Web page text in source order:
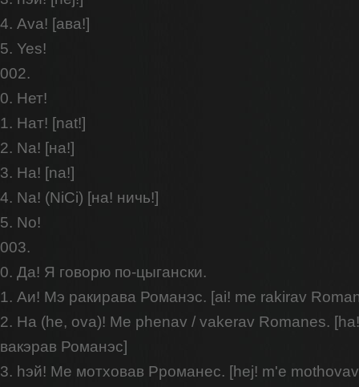
4. Ava! [ава!]
5. Yes!
002.
0. Нет!
1. Нат! [nat!]
2. Na! [на!]
3. На! [na!]
4. Na! (NiCi) [на! ничь!]
5. No!
003.
0. Да! Я говорю по-цыгански.
1. Аи! Мэ ракирава Романэс. [ai! me rakirav
2. Ha (he, ova)! Me phenav / vakerav Romanes.
вакэрав Романэс]
3. hэй! Ме мотховав Рроманес. [hej! m'e